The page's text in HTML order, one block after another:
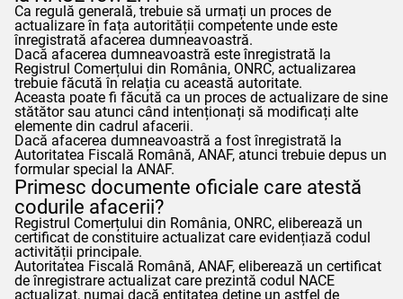
Ca regulă generală, trebuie să urmați un proces de
actualizare în fața autorității competente unde este
înregistrată afacerea dumneavoastră.
Dacă afacerea dumneavoastră este înregistrată la
Registrul Comerțului din România, ONRC, actualizarea
trebuie făcută în relația cu această autoritate.
Aceasta poate fi făcută ca un proces de actualizare de sine
stătător sau atunci când intenționați să modificați alte
elemente din cadrul afacerii.
Dacă afacerea dumneavoastră a fost înregistrată la
Autoritatea Fiscală Română, ANAF, atunci trebuie depus un
formular special la ANAF.
Primesc documente oficiale care atestă
codurile afacerii?
Registrul Comerțului din România, ONRC, eliberează un
certificat de constituire actualizat care evidențiază codul
activității principale.
Autoritatea Fiscală Română, ANAF, eliberează un certificat
de înregistrare actualizat care prezintă codul NACE
actualizat, numai dacă entitatea deține un astfel de